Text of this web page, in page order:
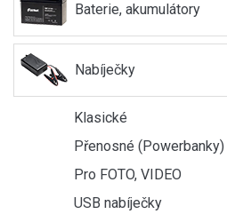
Baterie, akumulátory
Nabíječky
Klasické
Přenosné (Powerbanky)
Pro FOTO, VIDEO
USB nabíječky